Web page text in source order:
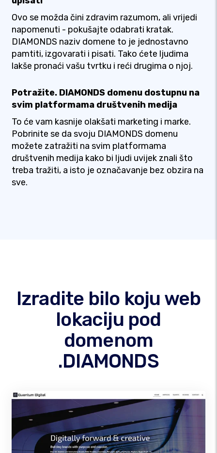
Ovo se možda čini zdravim razumom, ali vrijedi
napomenuti - pokušajte odabrati kratak.
DIAMONDS naziv domene to je jednostavno
pamtiti, izgovarati i pisati. Tako ćete ljudima
lakše pronaći vašu tvrtku i reći drugima o njoj.
Potražite. DIAMONDS domenu dostupnu na
svim platformama društvenih medija
To će vam kasnije olakšati marketing i marke.
Pobrinite se da svoju DIAMONDS domenu
možete zatražiti na svim platformama
društvenih medija kako bi ljudi uvijek znali što
treba tražiti, a isto je označavanje bez obzira na
sve.
Izradite bilo koju web
lokaciju pod
domenom
.DIAMONDS